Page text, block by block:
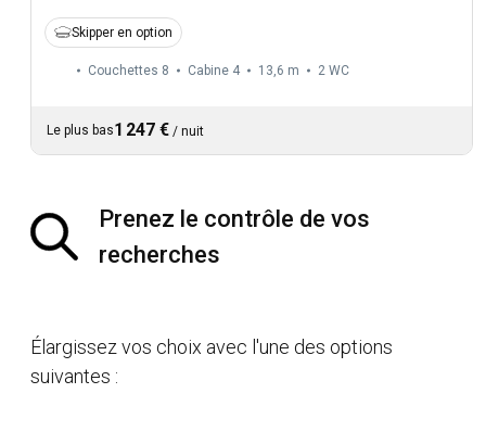
Skipper en option
Couchettes 8 Cabine 4 13,6 m 2 WC
Le plus bas1 247 € / nuit
Prenez le contrôle de vos
recherches
Élargissez vos choix avec l'une des options
suivantes :